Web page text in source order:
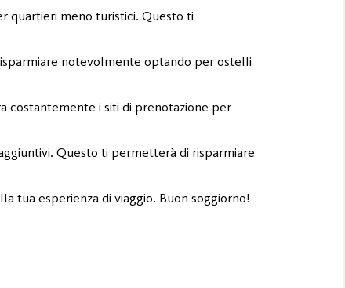
quartieri meno turistici. Questo ti
notevolmente optando per ostelli
costantemente i siti di prenotazione per
Questo ti permetterà di risparmiare
tua esperienza di viaggio. Buon soggiorno!